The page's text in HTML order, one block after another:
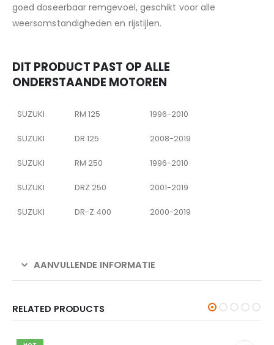
goed doseerbaar remgevoel, geschikt voor alle
weersomstandigheden en rijstijlen.
DIT PRODUCT PAST OP ALLE
ONDERSTAANDE MOTOREN
SUZUKI RM 125 1996-2010
SUZUKI DR 125 2008-2019
SUZUKI RM 250 1996-2010
SUZUKI DRZ 250 2001-2019
SUZUKI DR-Z 400 2000-2019
AANVULLENDE INFORMATIE
RELATED PRODUCTS